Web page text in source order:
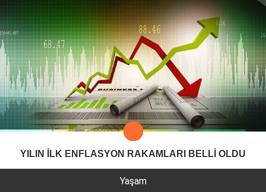
YILIN İLK ENFLASYON RAKAMLARI BELLİ OLDU
Yaşam